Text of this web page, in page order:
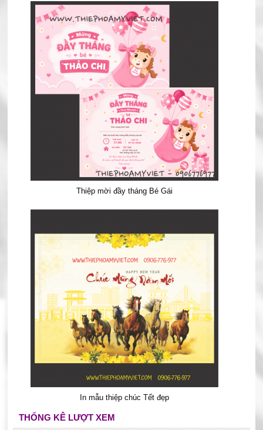
Thiệp mời đầy tháng Bé Gái
In mẫu thiệp chúc Tết đẹp
THỐNG KÊ LƯỢT XEM